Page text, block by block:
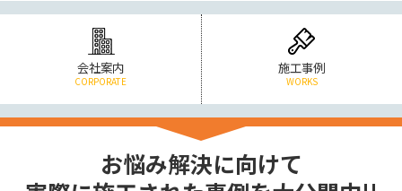
会社案内
CORPORATE
施工事例
WORKS
お悩み解決に向けて